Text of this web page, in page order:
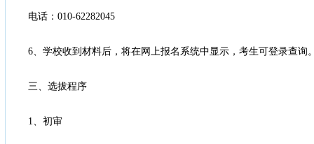
电话：010-62282045
6、学校收到材料后，将在网上报名系统中显示，考生可登录查询
三、选拔程序
1、初审